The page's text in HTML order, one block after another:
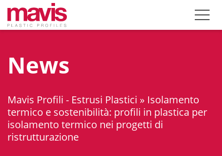
News
Mavis Profili - Estrusi Plastici » Isolamento
termico e sostenibilità: profili in plastica per
isolamento termico nei progetti di
ristrutturazione